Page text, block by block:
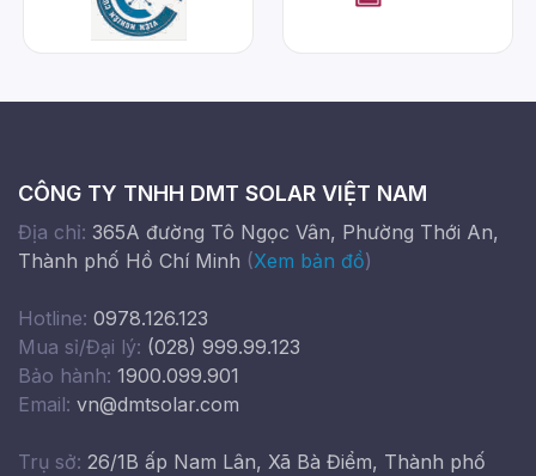
CÔNG TY TNHH DMT SOLAR VIỆT NAM
Địa chỉ: 365A đường Tô Ngọc Vân, Phường Thới An,
Thành phố Hồ Chí Minh (Xem bản đồ)
Hotline: 0978.126.123
Mua sỉ/Đại lý: (028) 999.99.123
Bảo hành: 1900.099.901
Email: vn@dmtsolar.com
Trụ sở: 26/1B ấp Nam Lân, Xã Bà Điểm, Thành phố